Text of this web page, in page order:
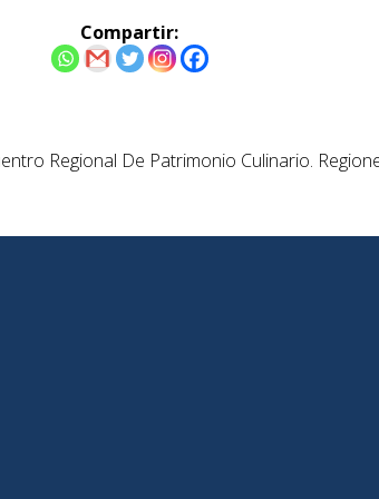
Compartir:
Regional De Patrimonio Culinario.